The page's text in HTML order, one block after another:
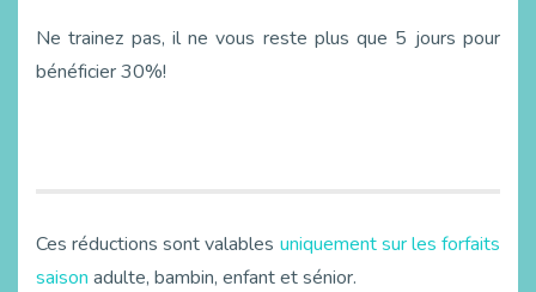
Ne trainez pas, il ne vous reste plus que 5 jours pour
bénéficier 30%!
Ces réductions sont valables uniquement sur les forfaits
saison adulte, bambin, enfant et sénior.